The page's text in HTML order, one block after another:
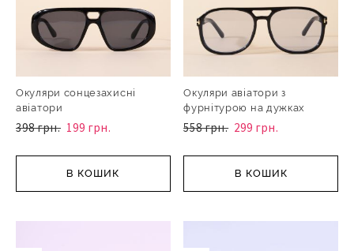
Окуляри сонцезахисні
авіатори
398 грн. 199 грн.
В КОШИК
Окуляри авіатори з
фурнітурою на дужках
558 грн. 299 грн.
В КОШИК